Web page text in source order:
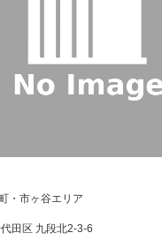
・市ヶ谷エリア
田区 九段北2-3-6